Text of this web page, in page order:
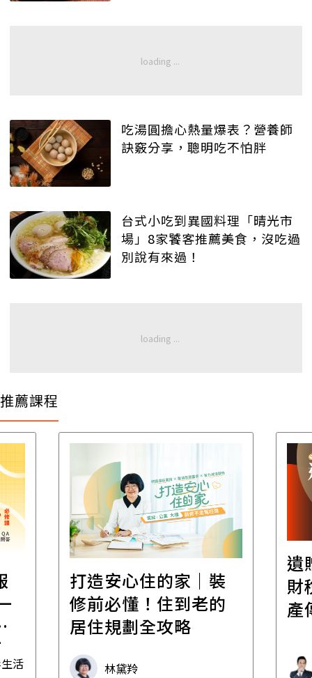
吃湯圓擔心熱量爆表？營養師
訣竅分享，聰明吃不怕胖
台式小吃到異國料理「晴光市
場」8家饕客推薦美食，沒吃過
別說有來過！
推薦課程
活
打造安心住的家｜裝
修前必懂！住到老的
居住規劃全攻略
林黛羚
遺
財
產